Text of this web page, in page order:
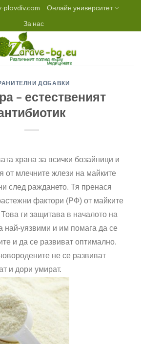
plovdiv.com
Онлайн университет
За нас
ДОБАВКИ
– естественият
храна за всички бозайници и
от млечните жлези на майките
след раждането. Тя пренася
фактори (РФ) от майките
ги защитава в началото на
най-уязвими и им помага да се
и да се развиват оптимално.
не се развиват
и дори умират.